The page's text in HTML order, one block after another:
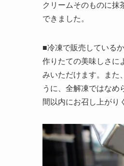
クリームそのものに
できました。
■冷凍で販売している
作りたての美味しさに
みいただけます。また
うに、全解凍ではな
間以内にお召し上がり